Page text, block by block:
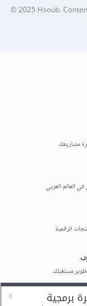
© 2025Hsoub.